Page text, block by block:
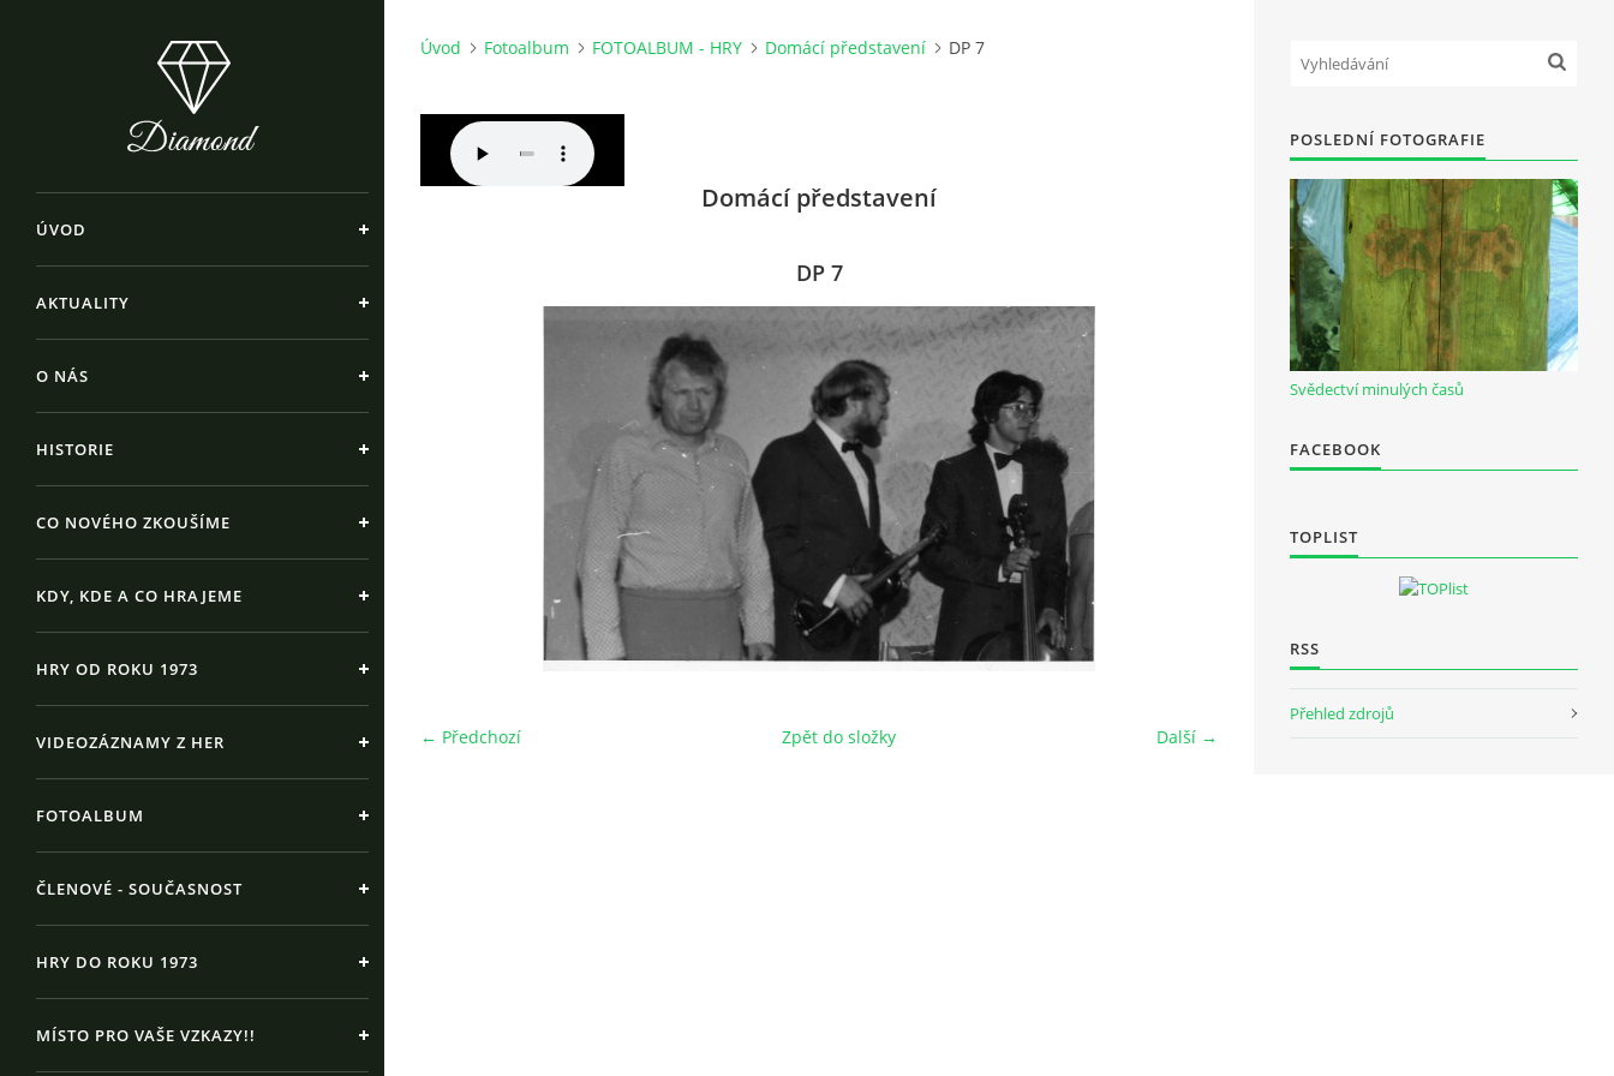
ÚVOD
AKTUALITY
O NÁS
HISTORIE
CO NOVÉHO ZKOUŠÍME
KDY, KDE A CO HRAJEME
HRY OD ROKU 1973
VIDEOZÁZNAMY Z HER
FOTOALBUM
ČLENOVÉ - SOUČASNOST
HRY DO ROKU 1973
MÍSTO PRO VAŠE VZKAZY!!
Úvod Fotoalbum FOTOALBUM - HRY Domácí představení DP 7
Domácí představení
DP 7
← Předchozí Další →
Zpět do složky
POSLEDNÍ FOTOGRAFIE
Svědectví minulých časů
FACEBOOK
TOPLIST
RSS
Přehled zdrojů